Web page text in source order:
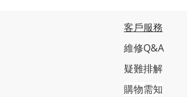
客戶服務
維修Q&A
疑難排解
購物需知